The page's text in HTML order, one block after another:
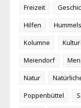
Freizeit
Hilfen
Kolumne
Kultur
Meiendorf
Natur
Poppenbüttel